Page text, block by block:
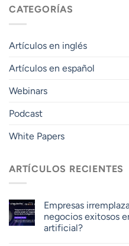
CATEGORÍAS
Artículos en inglés
Artículos en español
Webinars
Podcast
White Papers
ARTÍCULOS RECIENTES
Empresas
negocios exitosos
artificial?